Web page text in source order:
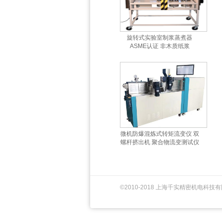
旋转式实验室制浆蒸煮器
ASME认证 非木质纸浆
微机防爆混炼式转矩流变仪 双
螺杆挤出机 聚合物流变测试仪
©2010-2018 上海千实精密机电科技